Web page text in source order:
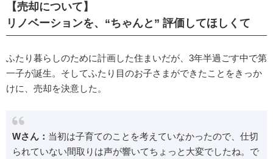
【売却について】
リノベーションを、“ちゃんと” 評価してほしくて
ふたり暮らしのために計画した住まいだが、3年半過ごす中で第
一子が誕生。そしてふたり目のお子さまができたことをきっか
けに、売却を決意した。
Wさん： 当初は子育てのことを考えていなかったので、仕切
られていない間取りは声が響いてちょっと大変でしたね。で